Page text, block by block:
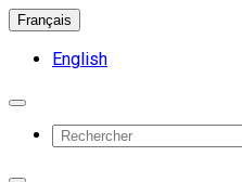
Français
English